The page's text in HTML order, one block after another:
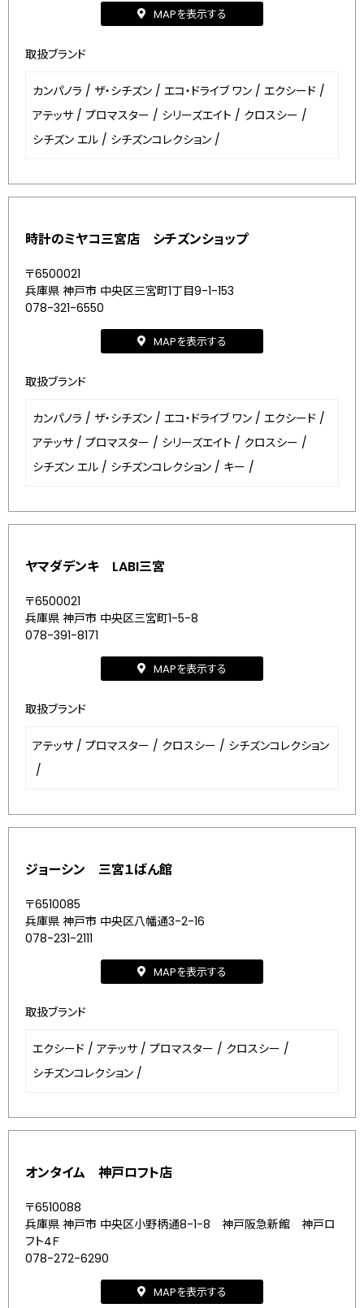
MAPを表示する
取扱ブランド
カンパノラ / ザ・シチズン / エコ・ドライブ ワン / エクシード /
アテッサ / プロマスター / シリーズエイト / クロスシー /
シチズン エル / シチズンコレクション /
時計のミヤコ三宮店 シチズンショップ
〒6500021
兵庫県 神戸市 中央区三宮町1丁目9-1-153
078-321-6550
MAPを表示する
取扱ブランド
カンパノラ / ザ・シチズン / エコ・ドライブ ワン / エクシード /
アテッサ / プロマスター / シリーズエイト / クロスシー /
シチズン エル / シチズンコレクション / キー /
ヤマダデンキ LABI三宮
〒6500021
兵庫県 神戸市 中央区三宮町1-5-8
078-391-8171
MAPを表示する
取扱ブランド
アテッサ / プロマスター / クロスシー / シチズンコレクション
/
ジョーシン 三宮１ばん館
〒6510085
兵庫県 神戸市 中央区八幡通3-2-16
078-231-2111
MAPを表示する
取扱ブランド
エクシード / アテッサ / プロマスター / クロスシー /
シチズンコレクション /
オンタイム 神戸ロフト店
〒6510088
兵庫県 神戸市 中央区小野柄通8-1-8 神戸阪急新館 神戸ロ
フト4Ｆ
078-272-6290
MAPを表示する